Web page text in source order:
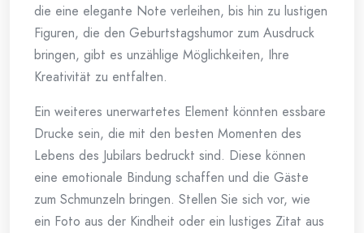
die eine elegante Note verleihen, bis hin zu lustigen
Figuren, die den Geburtstagshumor zum Ausdruck
bringen, gibt es unzählige Möglichkeiten, Ihre
Kreativität zu entfalten.
Ein weiteres unerwartetes Element könnten essbare
Drucke sein, die mit den besten Momenten des
Lebens des Jubilars bedruckt sind. Diese können
eine emotionale Bindung schaffen und die Gäste
zum Schmunzeln bringen. Stellen Sie sich vor, wie
ein Foto aus der Kindheit oder ein lustiges Zitat aus